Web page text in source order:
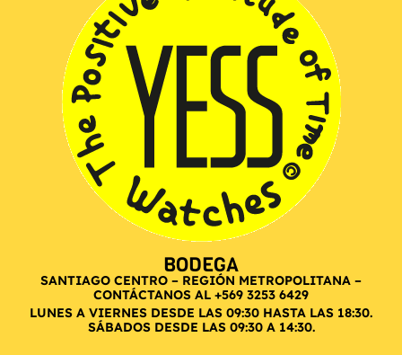
BODEGA
SANTIAGO CENTRO – REGIÓN METROPOLITANA –
CONTÁCTANOS AL +569 3253 6429
LUNES A VIERNES DESDE LAS 09:30 HASTA LAS 18:30.
SÁBADOS DESDE LAS 09:30 A 14:30.